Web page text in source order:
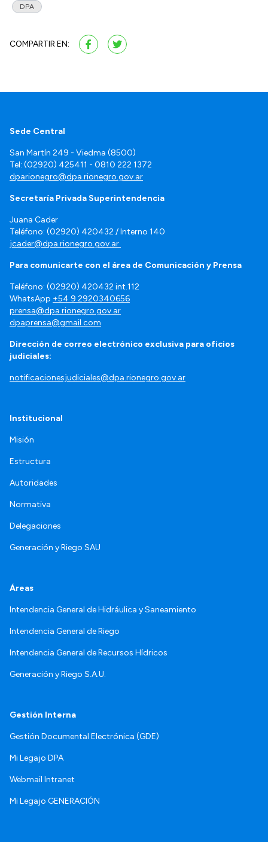
DPA
COMPARTIR EN:
Sede Central
San Martín 249 - Viedma (8500)
Tel: (02920) 425411 - 0810 222 1372
dparionegro@dpa.rionegro.gov.ar
Secretaría Privada Superintendencia
Juana Cader
Teléfono: (02920) 420432 / Interno 140
jcader@dpa.rionegro.gov.ar
Para comunicarte con el área de Comunicación y Prensa
Teléfono: (02920) 420432 int.112
WhatsApp +54 9 2920340656
prensa@dpa.rionegro.gov.ar
dpaprensa@gmail.com
Dirección de correo electrónico exclusiva para oficios
judiciales:
notificacionesjudiciales@dpa.rionegro.gov.ar
Institucional
Misión
Estructura
Autoridades
Normativa
Delegaciones
Generación y Riego SAU
Áreas
Intendencia General de Hidráulica y Saneamiento
Intendencia General de Riego
Intendencia General de Recursos Hídricos
Generación y Riego S.A.U.
Gestión Interna
Gestión Documental Electrónica (GDE)
Mi Legajo DPA
Webmail Intranet
Mi Legajo GENERACIÓN